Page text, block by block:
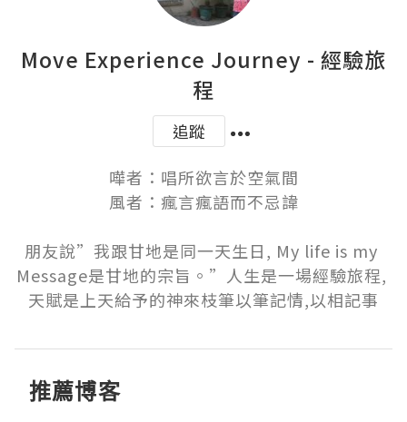
Move Experience Journey - 經驗旅
程
追蹤
嘩者：唱所欲言於空氣間
風者：瘋言瘋語而不忌諱
朋友說”我跟甘地是同一天生日, My life is my
Message是甘地的宗旨。”人生是一場經驗旅程,
天賦是上天給予的神來枝筆以筆記情,以相記事
推薦博客